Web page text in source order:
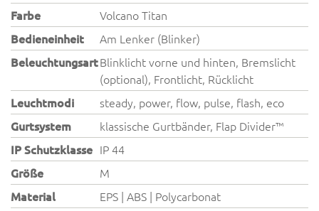
Farbe
Volcano Titan
Bedieneinheit
Am Lenker (Blinker)
BeleuchtungsartBlinklicht vorne und hinten, Bremslicht
(optional), Frontlicht, Rücklicht
Leuchtmodi
steady, power, flow, pulse, flash, eco
Gurtsystem
klassische Gurtbänder, Flap Divider™
IP Schutzklasse IP 44
Größe
M
Material
EPS | ABS | Polycarbonat